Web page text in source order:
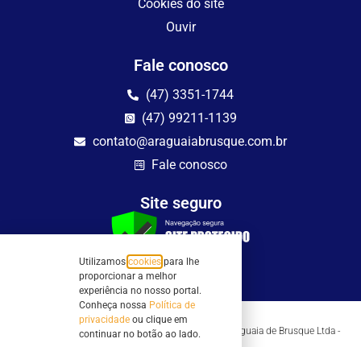
Cookies do site
Ouvir
Fale conosco
(47) 3351-1744
(47) 99211-1139
contato@araguaiabrusque.com.br
Fale conosco
Site seguro
Todos os direitos reservados - Sociedade Rádio Araguaia de Brusque Ltda -
Utilizamos cookies para lhe
proporcionar a melhor
experiência no nosso portal.
Conheça nossa Política de
privacidade ou clique em
continuar no botão ao lado.